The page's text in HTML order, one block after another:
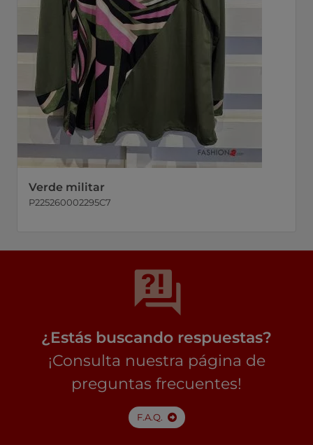
Verde militar
P225260002295C7
¿Estás buscando respuestas?
¡Consulta nuestra página de
preguntas frecuentes!
F.A.Q.